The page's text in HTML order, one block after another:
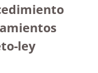
ley